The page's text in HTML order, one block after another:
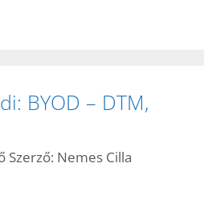
BYOD – DTM,
Szerző: Nemes Cilla